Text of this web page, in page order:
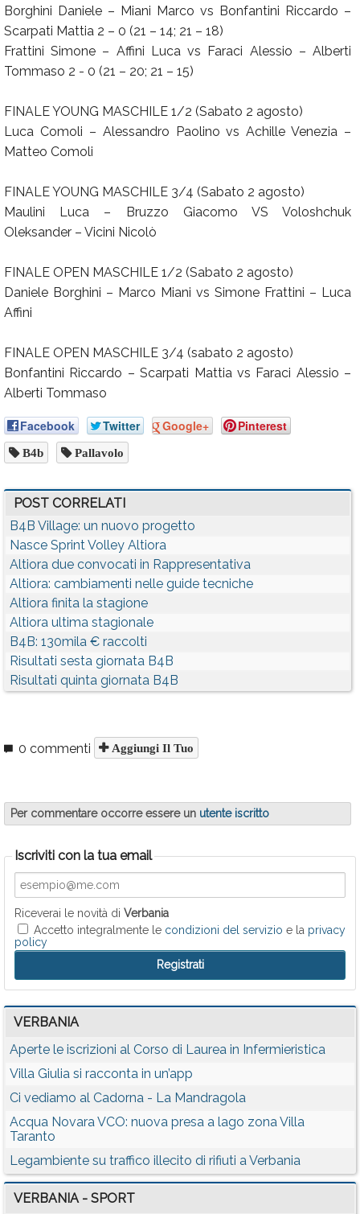
Borghini Daniele – Miani Marco vs Bonfantini Riccardo –
Scarpati Mattia 2 – 0 (21 – 14; 21 – 18)
Frattini Simone – Affini Luca vs Faraci Alessio – Alberti
Tommaso 2 - 0 (21 – 20; 21 – 15)
FINALE YOUNG MASCHILE 1/2 (Sabato 2 agosto)
Luca Comoli – Alessandro Paolino vs Achille Venezia –
Matteo Comoli
FINALE YOUNG MASCHILE 3/4 (Sabato 2 agosto)
Maulini Luca – Bruzzo Giacomo VS Voloshchuk
Oleksander – Vicini Nicolò
FINALE OPEN MASCHILE 1/2 (Sabato 2 agosto)
Daniele Borghini – Marco Miani vs Simone Frattini – Luca
Affini
FINALE OPEN MASCHILE 3/4 (sabato 2 agosto)
Bonfantini Riccardo – Scarpati Mattia vs Faraci Alessio –
Alberti Tommaso
Facebook Twitter Google+ Pinterest
B4b Pallavolo
POST CORRELATI
B4B Village: un nuovo progetto
Nasce Sprint Volley Altiora
Altiora due convocati in Rappresentativa
Altiora: cambiamenti nelle guide tecniche
Altiora finita la stagione
Altiora ultima stagionale
B4B: 130mila € raccolti
Risultati sesta giornata B4B
Risultati quinta giornata B4B
0 commenti Aggiungi Il Tuo
Per commentare occorre essere un utente iscritto
Iscriviti con la tua email
Riceverai le novità di Verbania
Accetto integralmente le condizioni del servizio e la privacy
policy
VERBANIA
Aperte le iscrizioni al Corso di Laurea in Infermieristica
Villa Giulia si racconta in un’app
Ci vediamo al Cadorna - La Mandragola
Acqua Novara VCO: nuova presa a lago zona Villa
Taranto
Legambiente su traffico illecito di rifiuti a Verbania
VERBANIA - SPORT